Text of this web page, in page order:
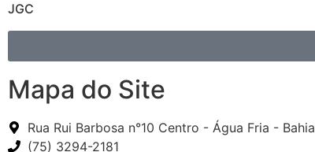
JGC
Mapa do Site
Rua Rui Barbosa n°10 Centro - Água Fria - Bahia
(75) 3294-2181